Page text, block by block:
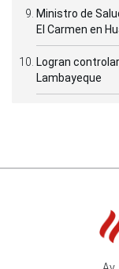
Ministro de
El Carmen en
Logran
Lambayeque